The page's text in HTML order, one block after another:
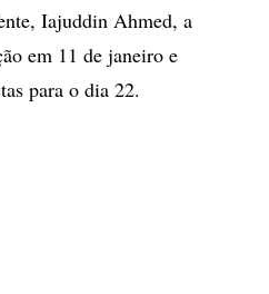
Iajuddin Ahmed, a
em 11 de janeiro e
para o dia 22.